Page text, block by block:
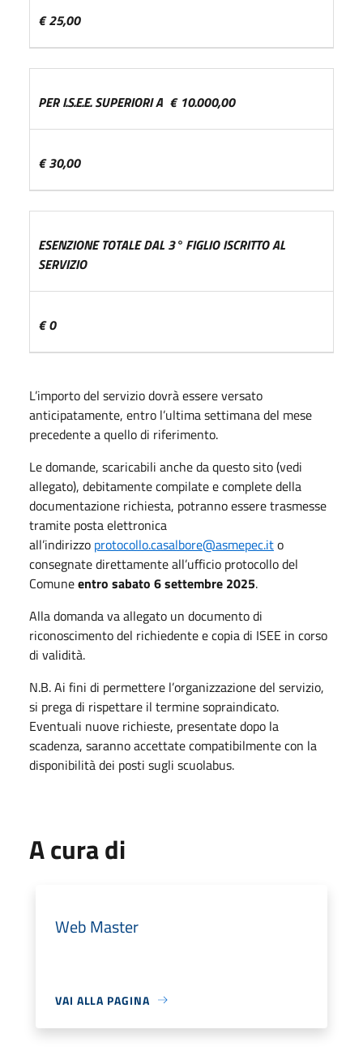
€ 25,00
PER I.S.E.E. SUPERIORI A € 10.000,00
€ 30,00
ESENZIONE TOTALE DAL 3° FIGLIO ISCRITTO AL
SERVIZIO
€ 0
L’importo del servizio dovrà essere versato
anticipatamente, entro l’ultima settimana del mese
precedente a quello di riferimento.
Le domande, scaricabili anche da questo sito (vedi
allegato), debitamente compilate e complete della
documentazione richiesta, potranno essere trasmesse
tramite posta elettronica
all’indirizzo protocollo.casalbore@asmepec.ito
consegnate direttamente all’ufficio protocollo del
Comuneentro sabato 6 settembre 2025.
Alla domanda va allegato un documento di
riconoscimento del richiedente e copia di ISEE in corso
di validità.
N.B. Ai fini di permettere l’organizzazione del servizio,
si prega di rispettare il termine sopraindicato.
Eventuali nuove richieste, presentate dopo la
scadenza, saranno accettate compatibilmente con la
disponibilità dei posti sugli scuolabus.
A cura di
Web Master
VAI ALLA PAGINA